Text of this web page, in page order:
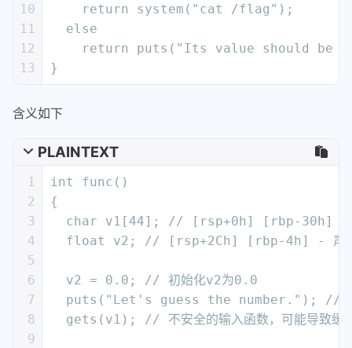
10
11
12
13
    return system("cat /flag");
  else
return puts("Its value should be
}
含义如下
PLAINTEXT
1
2
3
4
5
6
7
8
9
int func()
{
char v1[44]; // [rsp+0h] [rbp-30h]
float v2; // [rsp+2Ch] [rbp-4h] - 声明
  v2 = 0.0; // 初始化v2为0.0
puts("Let's guess the number."); //
gets(v1); // 不安全的输入函数，可能导致缓